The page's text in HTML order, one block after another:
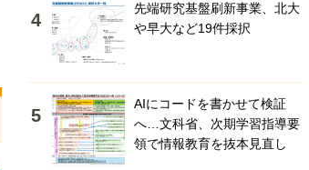
先端研究基盤刷新事業、北大
や早大など19件採択
AIにコードを書かせて検証
へ…文科省、次期学習指導要
領で情報教育を抜本見直し